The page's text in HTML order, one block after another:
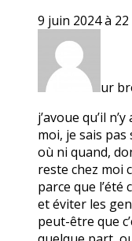
9 juin 2024 à
ur
j’avoue qu’il
moi, je sais pas
où ni quand,
reste chez moi
parce que l’été
et éviter les
peut-être que